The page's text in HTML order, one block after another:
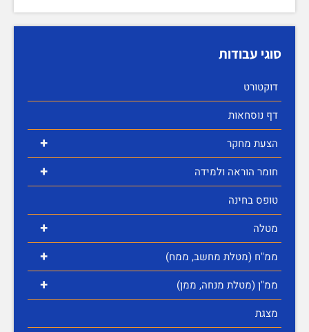
סוגי עבודות
דוקטורט
דף נוסחאות
+ הצעת מחקר
+
חומר הוראה ולמידה
טופס בחינה
+ מטלה
+ ממ"ח (מטלת מחשב, ממח)
+
ממ"ן (מטלת מנחה, ממן)
מצגת